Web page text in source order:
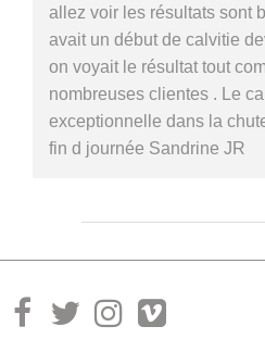
allez voir les résultats sont
avait un début de calvitie
on voyait le résultat tout
nombreuses clientes . Le
exceptionnelle dans la
fin d journée Sandrine JR